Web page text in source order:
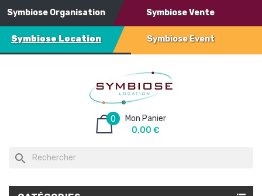
Symbiose Organisation Symbiose Vente
Symbiose Location Symbiose Event
Mon Panier
0
0,00 €
search